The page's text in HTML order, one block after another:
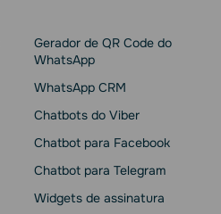
Gerador de QR Code do
WhatsApp
WhatsApp CRM
Chatbots do Viber
Chatbot para Facebook
Chatbot para Telegram
Widgets de assinatura